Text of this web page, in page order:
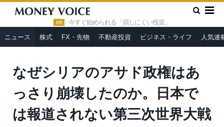
PR 今すぐ始められる「損しにくい投資」
ニュース 株式 FX・先物 不動産投資 ビジネス・ライフ 人気連
HOME » ニュース »
なぜシリアのアサド政権はあっさり崩壊し
たのか。日本では報道されない第三次世界大戦の兆候＝高島康司
なぜシリアのアサド政権はあ
っさり崩壊したのか。日本で
は報道されない第三次世界大戦